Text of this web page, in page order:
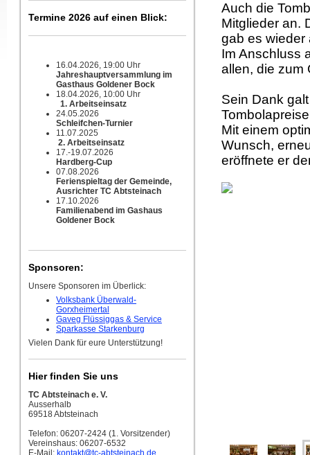
Termine 2026 auf einen Blick:
16.04.2026, 19:00 Uhr
Jahreshauptversammlung im
Gasthaus Goldener Bock
18.04.2026, 10:00 Uhr
1. Arbeitseinsatz
24.05.2026
Schleifchen-Turnier
11.07.2025
2. Arbeitseinsatz
17.-19.07.2026
Hardberg-Cup
07.08.2026
Ferienspieltag der Gemeinde,
Ausrichter TC Abtsteinach
17.10.2026
Familienabend im Gashaus
Goldener Bock
Sponsoren:
Unsere Sponsoren im Überlick:
Volksbank Überwald-
Gorxheimertal
Gaveg Flüssiggas & Service
Sparkasse Starkenburg
Vielen Dank für eure Unterstützung!
Hier finden Sie uns
TC Abtsteinach e. V.
Ausserhalb
69518 Abtsteinach
Telefon: 06207-2424 (1. Vorsitzender)
Vereinshaus: 06207-6532
E-Mail: kontakt@tc-abtsteinach.de
Auch die
Mitglieder an.
gab es wieder
Im Anschluss
allen, die zum
Sein Dank
Mit einem
Wunsch,
eröffnete er